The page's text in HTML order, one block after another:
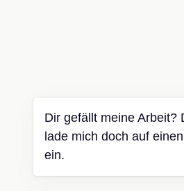
Dir gefällt meine Arbeit?
lade mich doch auf
ein.